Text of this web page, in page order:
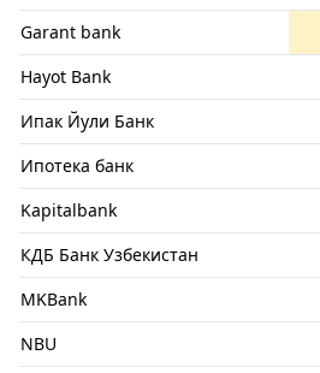
Garant bank
Hayot Bank
Ипак Йули Банк
Ипотека банк
Kapitalbank
КДБ Банк Узбекистан
MKBank
NBU